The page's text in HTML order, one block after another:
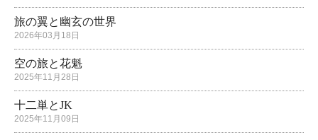
旅の翼と幽玄の世界
2026年03月18日
空の旅と花魁
2025年11月28日
十二単とJK
2025年11月09日